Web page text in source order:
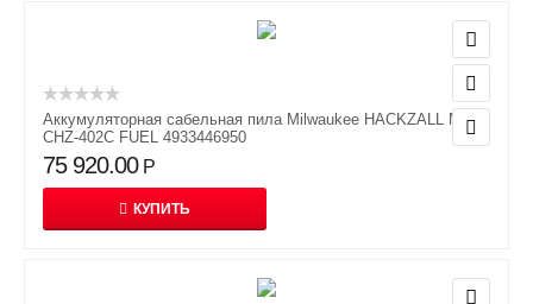
Аккумуляторная сабельная пила Milwaukee HACKZALL M12
CHZ-402C FUEL 4933446950
75 920.00 Р
КУПИТЬ